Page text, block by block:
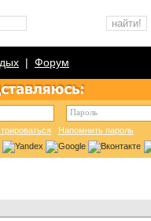
| Форум
Пароль
Напомнить пароль